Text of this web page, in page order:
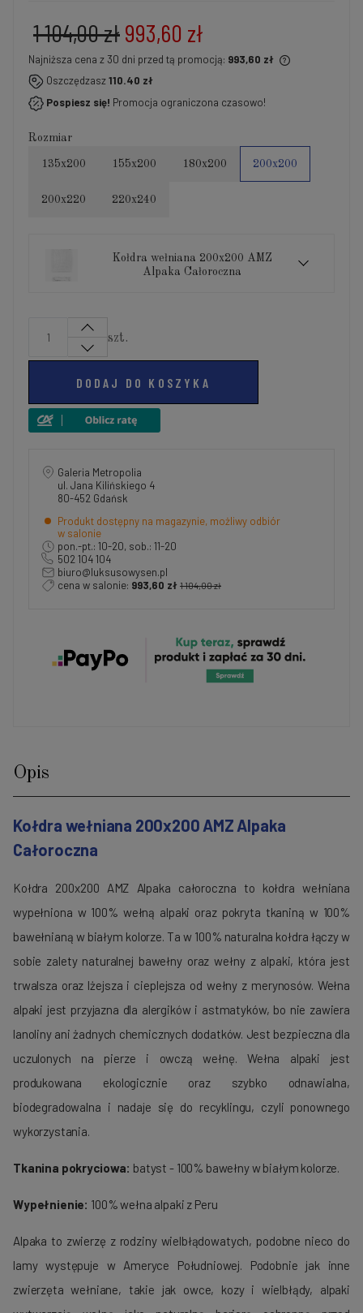
993,60 zł
1 104,00 zł
Najniższa cena z 30 dni przed tą promocją: 993,60 zł
Jeżeli produkt jest sprzedawany krócej niż 30 dni,
wyświetlana jest najniższa cena od momentu, kiedy
produkt pojawił się w sprzedaży.
Oszczędzasz110.40 zł
Pospiesz się! Promocja ograniczona czasowo!
Rozmiar
135x200 155x200 180x200 200x200
200x220 220x240
Kołdra wełniana 200x200 AMZ
Alpaka Całoroczna
szt.
DODAJ DO KOSZYKA
Galeria Metropolia
ul. Jana Kilińskiego 4
80-452 Gdańsk
Produkt dostępny na magazynie, możliwy odbiór
w salonie
pon.-pt.: 10-20, sob.: 11-20
502 104 104
biuro@luksusowysen.pl
cena w salonie: 993,60 zł 1 104,00 zł
Opis
Kołdra wełniana 200x200 AMZ Alpaka
Całoroczna
Kołdra 200x200 AMZ Alpaka całoroczna to kołdra wełniana
wypełniona w 100% wełną alpaki oraz pokryta tkaniną w 100%
bawełnianą w białym kolorze. Ta w 100% naturalna kołdra łączy w
sobie zalety naturalnej bawełny oraz wełny z alpaki, która jest
trwalsza oraz lżejsza i cieplejsza od wełny z merynosów. Wełna
alpaki jest przyjazna dla alergików i astmatyków, bo nie zawiera
lanoliny ani żadnych chemicznych dodatków. Jest bezpieczna dla
uczulonych na pierze i owczą wełnę. Wełna alpaki jest
produkowana ekologicznie oraz szybko odnawialna,
biodegradowalna i nadaje się do recyklingu, czyli ponownego
wykorzystania.
Tkanina pokryciowa: batyst - 100% bawełny w białym kolorze.
Wypełnienie: 100% wełna alpaki z Peru
Alpaka to zwierzę z rodziny wielbłądowatych, podobne nieco do
lamy występuje w Ameryce Południowej. Podobnie jak inne
zwierzęta wełniane, takie jak owce, kozy i wielbłądy, alpaki